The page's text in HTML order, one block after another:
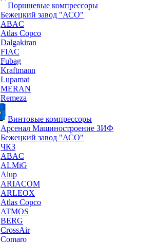
Поршневые компрессоры
Бежецкий завод "АСО"
ABAC
Atlas Copco
Dalgakiran
FIAC
Fubag
Kraftmann
Lupamat
MERAN
Remeza
Винтовые компрессоры
Арсенал Машиностроение ЗИФ
Бежецкий завод "АСО"
ЧКЗ
ABAC
ALMiG
Alup
ARIACOM
ARLEOX
Atlas Copco
ATMOS
BERG
CrossAir
Comaro